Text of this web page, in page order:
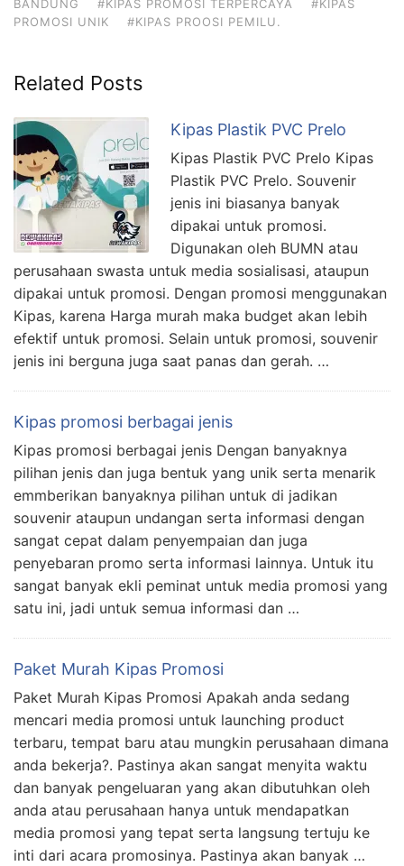
BANDUNG #KIPAS PROMOSI TERPERCAYA
#KIPAS
PROMOSI UNIK
#KIPAS PROOSI PEMILU.
Related Posts
Kipas Plastik PVC Prelo
Kipas Plastik PVC Prelo Kipas
Plastik PVC Prelo. Souvenir
jenis ini biasanya banyak
dipakai untuk promosi.
Digunakan oleh BUMN atau
perusahaan swasta untuk media sosialisasi, ataupun
dipakai untuk promosi. Dengan promosi menggunakan
Kipas, karena Harga murah maka budget akan lebih
efektif untuk promosi. Selain untuk promosi, souvenir
jenis ini berguna juga saat panas dan gerah. …
Kipas promosi berbagai jenis
Kipas promosi berbagai jenis Dengan banyaknya
pilihan jenis dan juga bentuk yang unik serta menarik
emmberikan banyaknya pilihan untuk di jadikan
souvenir ataupun undangan serta informasi dengan
sangat cepat dalam penyempaian dan juga
penyebaran promo serta informasi lainnya. Untuk itu
sangat banyak ekli peminat untuk media promosi yang
satu ini, jadi untuk semua informasi dan …
Paket Murah Kipas Promosi
Paket Murah Kipas Promosi Apakah anda sedang
mencari media promosi untuk launching product
terbaru, tempat baru atau mungkin perusahaan dimana
anda bekerja?. Pastinya akan sangat menyita waktu
dan banyak pengeluaran yang akan dibutuhkan oleh
anda atau perusahaan hanya untuk mendapatkan
media promosi yang tepat serta langsung tertuju ke
inti dari acara promosinya. Pastinya akan banyak …